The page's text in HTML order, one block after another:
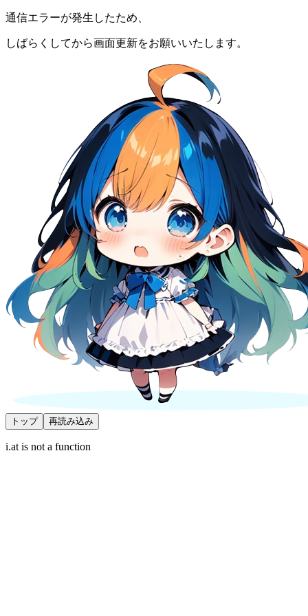
通信エラーが発生したため、
しばらくしてから画面更新をお願いいたします。
トップ 再読み込み
i.at is not a function